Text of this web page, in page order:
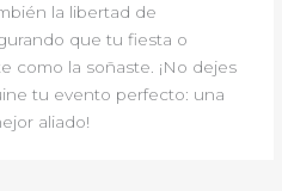
la libertad de
que tu fiesta o
como la soñaste. ¡No dejes
tu evento perfecto: una
aliado!